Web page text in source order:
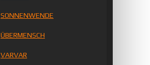
SONNENWENDE
ÜBERMENSCH
VARVAR